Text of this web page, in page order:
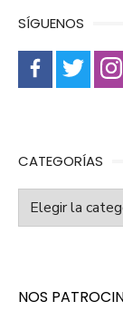
SÍGUENOS
CATEGORÍAS
Categorías
NOS